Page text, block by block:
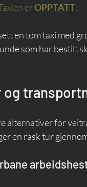
erOPPTATT.
en tom taxi med
som har bestilt
alternativer for
en rask tur